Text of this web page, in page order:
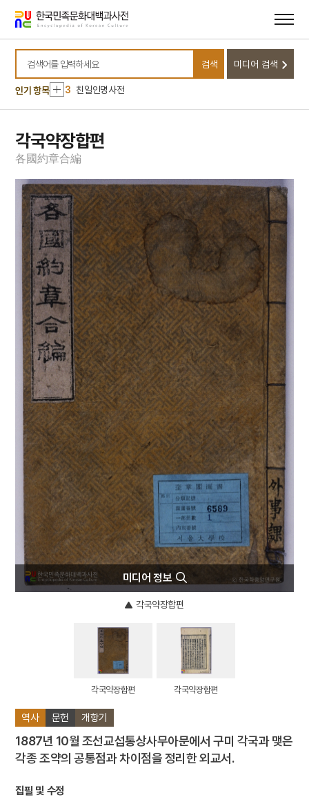
바로가기
바로가기
검색어를 입력하세요
검색 미디어 검색
인기 항목
10 농포문답
1 대정실업친목회
2 악기장
3 친일인명사전
4 금성대군
5
원
6 8·15광복
8 용연향
9
경제학
10 농포문답
대정실업친목회
2 악기장
3
친일인명사전
4 금성대군
5 원
6
8·15광복
7 서울역사박물관
8 용연향
9 경제학
10 농포문답
각국약장합편
各國約章合編
역사 문헌 개항기
1887년 10월 조선교섭통상사무아문에서 구미 각국과 맺은
각종 조약의 공통점과 차이점을 정리한 외교서.
집필 및 수정
미디어 정보
각국약장합편
각국약장합편 각국약장합편